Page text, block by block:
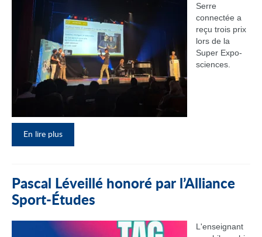
Serre
connectée a
reçu trois prix
lors de la
Super Expo-
sciences.
En lire plus
Pascal Léveillé honoré par l’Alliance
Sport-Études
L'enseignant